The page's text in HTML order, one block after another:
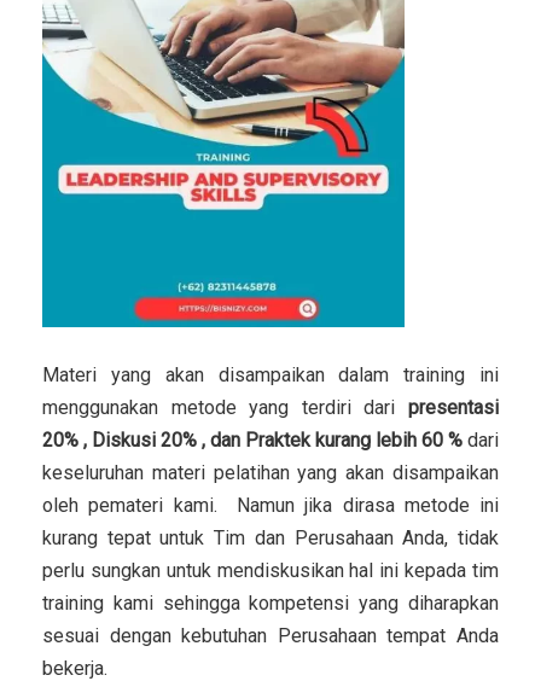
Materi yang akan disampaikan dalam training ini
menggunakan metode yang terdiri dari presentasi
20% , Diskusi 20% , dan Praktek kurang lebih 60 % dari
keseluruhan materi pelatihan yang akan disampaikan
oleh pemateri kami. Namun jika dirasa metode ini
kurang tepat untuk Tim dan Perusahaan Anda, tidak
perlu sungkan untuk mendiskusikan hal ini kepada tim
training kami sehingga kompetensi yang diharapkan
sesuai dengan kebutuhan Perusahaan tempat Anda
bekerja.